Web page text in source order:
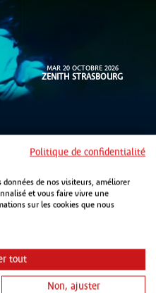
MAR 20 OCTOBRE 2026
ZENITH STRASBOURG
JEU 22 OCTOBRE 2026
LES ARÈNES METZ
Politique de confidentialité
de nos visiteurs, améliorer
et vous faire vivre une
sur les cookies que nous
tout
Non, ajuster